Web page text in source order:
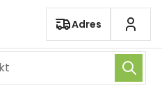
Adres